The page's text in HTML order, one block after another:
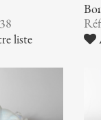
liste